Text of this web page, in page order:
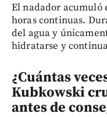
El nadador acumuló
horas continuas.
del agua y
hidratarse y
¿Cuántas
Kubkowski
antes de